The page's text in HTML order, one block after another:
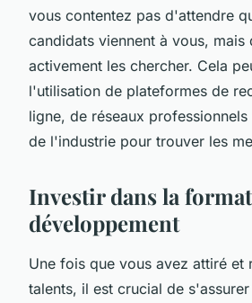
vous contentez pas d'attendre
candidats viennent à vous, mais
activement les chercher. Cela
l'utilisation de plateformes de
ligne, de réseaux
de l'industrie pour trouver les
Investir dans la
développement
Une fois que vous avez attiré et
talents, il est crucial de